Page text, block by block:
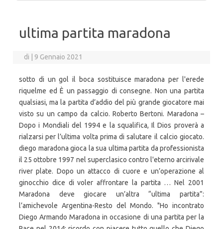
ultima partita maradona
di 9 Gennaio 2021
sotto di un gol il boca sostituisce maradona per l'erede
riquelme ed È un passaggio di consegne. Non una partita
qualsiasi, ma la partita d’addio del più grande giocatore mai
visto su un campo da calcio. Roberto Bertoni. Maradona –
Dopo i Mondiali del 1994 e la squalifica, Il Dios proverà a
rialzarsi per l’ultima volta prima di salutare il calcio giocato.
diego maradona gioca la sua ultima partita da professionista
il 25 ottobre 1997 nel superclasico contro l'eterno arcirivale
river plate. Dopo un attacco di cuore e un’operazione al
ginocchio dice di voler affrontare la partita … Nel 2001
Maradona deve giocare un’altra “ultima partita”:
l’amichevole Argentina-Resto del Mondo. "Ho incontrato
Diego Armando Maradona in occasione di una partita per la